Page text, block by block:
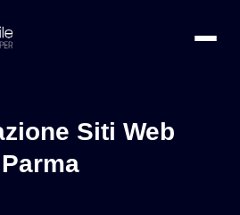
Siti Web
Parma